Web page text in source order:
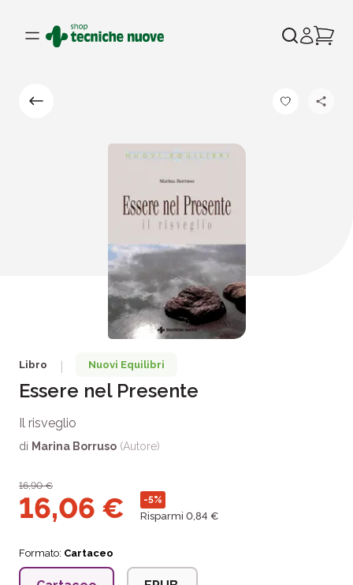
Libro Nuovi Equilibri
Essere nel Presente
Il risveglio
di Marina Borruso (Autore)
16,90€
16,06 € -5%
Risparmi 0,84 €
Formato: Cartaceo